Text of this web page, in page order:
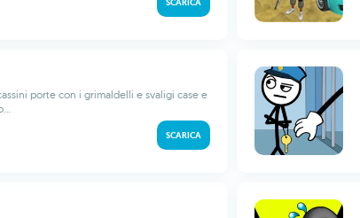
porte con i grimaldelli e svaligi case e
SCARICA